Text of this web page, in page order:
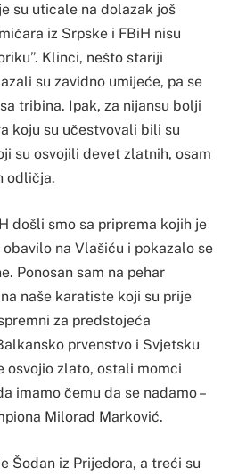
su uticale na dolazak još
iz Srpske i FBiH nisu
Klinci, nešto stariji
su zavidno umijeće, pa se
tribina. Ipak, za nijansu bolji
koju su učestvovali bili su
su osvojili devet zlatnih, osam
odličja.
došli smo sa priprema kojih je
na Vlašiću i pokazalo se
Ponosan sam na pehar
naše karatiste koji su prije
za predstojeća
prvenstvo i Svjetsku
osvojio zlato, ostali momci
imamo čemu da se nadamo –
Milorad Marković.
Šodan iz Prijedora, a treći su